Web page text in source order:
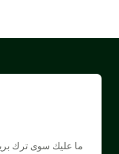
ما عليك سوى ترك